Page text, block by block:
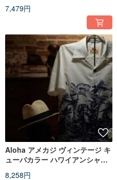
く、ジェンダーニュートラルで
7,479円
Aloha アメカジ ヴィンテージ キ
ューバカラー ハワイアンシャツ
8,258円